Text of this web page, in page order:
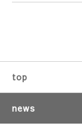
top
news